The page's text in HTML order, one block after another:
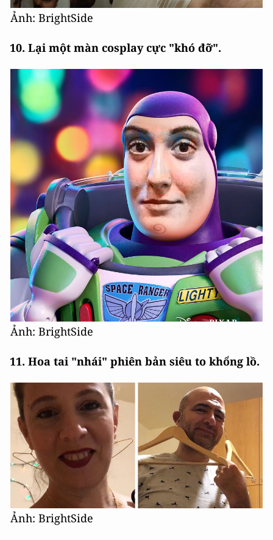
Ảnh: BrightSide
10. Lại một màn cosplay cực "khó đỡ".
Ảnh: BrightSide
11. Hoa tai "nhái" phiên bản siêu to khổng lồ.
Ảnh: BrightSide